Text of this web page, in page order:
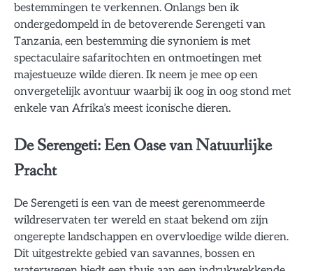
bestemmingen te verkennen. Onlangs ben ik
ondergedompeld in de betoverende Serengeti van
Tanzania, een bestemming die synoniem is met
spectaculaire safaritochten en ontmoetingen met
majestueuze wilde dieren. Ik neem je mee op een
onvergetelijk avontuur waarbij ik oog in oog stond met
enkele van Afrika’s meest iconische dieren.
De Serengeti: Een Oase van Natuurlijke
Pracht
De Serengeti is een van de meest gerenommeerde
wildreservaten ter wereld en staat bekend om zijn
ongerepte landschappen en overvloedige wilde dieren.
Dit uitgestrekte gebied van savannes, bossen en